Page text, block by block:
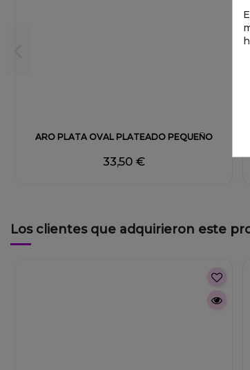
ARO PLATA OVAL PLATEADO PEQUEÑO
33,50 €
Los clientes que adquirieron este